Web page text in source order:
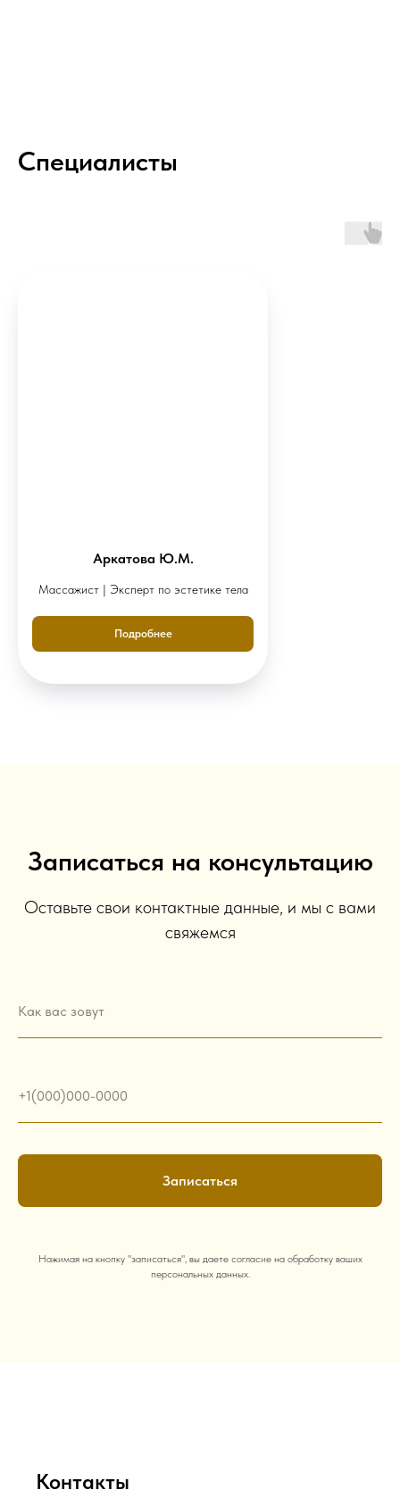
Специалисты
Аркатова Ю.М.
Массажист | Эксперт по эстетике тела
Подробнее
Записаться на консультацию
Оставьте свои контактные данные, и мы с вами
свяжемся
Как вас зовут
+1(000)000-0000
Записаться
Нажимая на кнопку "записаться", вы даете согласие на обработку ваших
персональных данных.
Контакты